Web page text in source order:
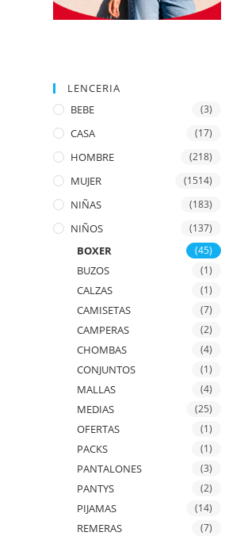
LENCERIA
BEBE
(3)
CASA (17)
HOMBRE (218)
MUJER (1514)
NIÑAS (183)
NIÑOS (137)
BOXER (45)
BUZOS (1)
CALZAS (1)
CAMISETAS (7)
CAMPERAS (2)
CHOMBAS (4)
CONJUNTOS (1)
MALLAS (4)
MEDIAS (25)
OFERTAS (1)
PACKS (1)
PANTALONES (3)
PANTYS (2)
PIJAMAS (14)
REMERAS (7)